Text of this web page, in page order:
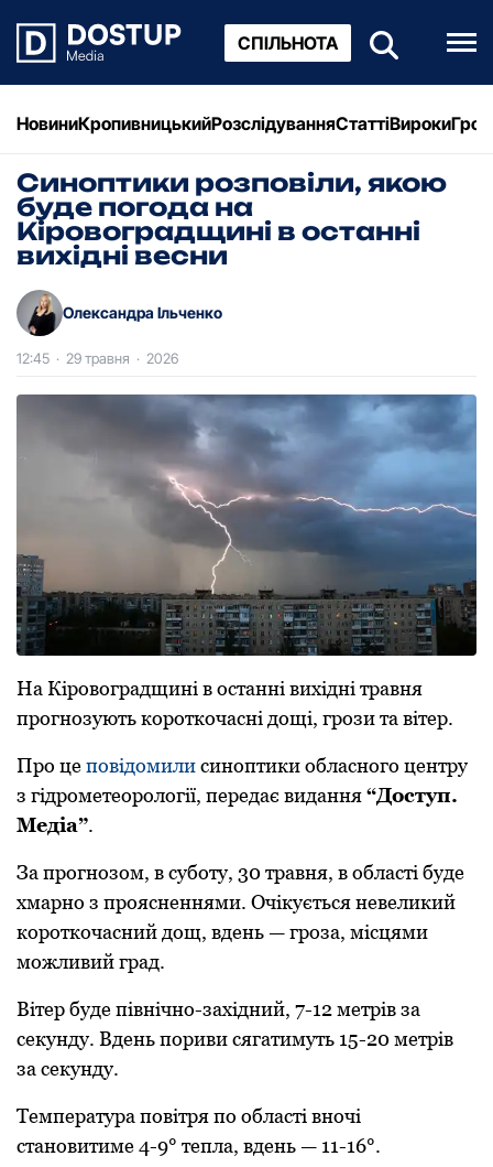
СПІЛЬНОТА
НовиниКропивницькийРозслідуванняСтаттіВироки
Синоптики розповіли, якою
буде погода на
Кіровоградщині в останні
вихідні весни
Олександра Ільченко
12:45 · 29 травня · 2026
На Кіровоградщині в останні вихідні травня
прогнозують короткочасні дощі, грози та вітер.
Про цеповідомилисиноптики обласного центру
з гідрометеорології, передає видання“Доступ.
Медіа”.
За прогнозом, в суботу, 30 травня, в області буде
хмарно з проясненнями. Очікується невеликий
короткочасний дощ, вдень — гроза, місцями
можливий град.
Вітер буде північно-західний, 7-12 метрів за
секунду. Вдень пориви сягатимуть 15-20 метрів
за секунду.
Температура повітря по області вночі
становитиме 4-9° тепла, вдень — 11-16°.